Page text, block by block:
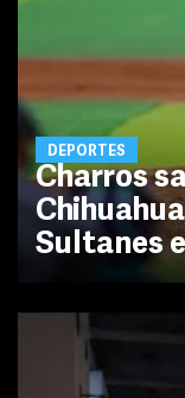
DEPORTES
Charros
Sultanes